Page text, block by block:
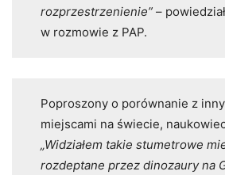
rozprzestrzenienie”–
w rozmowie z PAP.
Poproszony o porównanie z
miejscami na świecie,
„Widziałem takie stumetrowe
rozdeptane przez dinozaury na